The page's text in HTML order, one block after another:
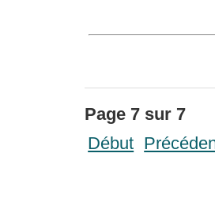
Page 7 sur 7
Début